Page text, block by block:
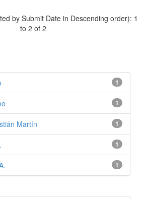
by Submit Date in Descending order): 1
to 2 of 2
1
1
1
Martín
1
1